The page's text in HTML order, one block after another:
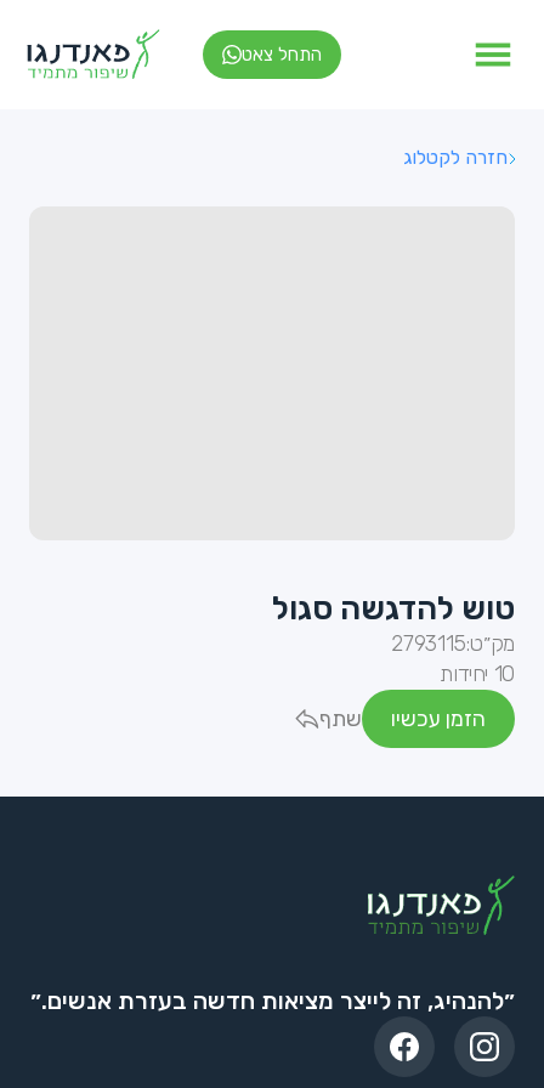
התחל צאט
חזרה לקטלוג
טוש להדגשה סגול
מק״ט:2793115
10 יחידות
הזמן עכשיו
שתף
״להנהיג, זה לייצר מציאות חדשה בעזרת אנשים.״